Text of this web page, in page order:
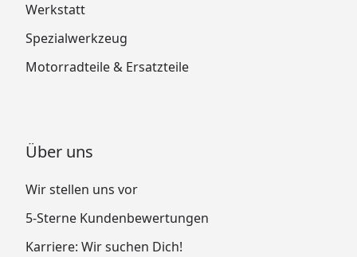
Werkstatt
Spezialwerkzeug
Motorradteile & Ersatzteile
Über uns
Wir stellen uns vor
5-Sterne Kundenbewertungen
Karriere: Wir suchen Dich!